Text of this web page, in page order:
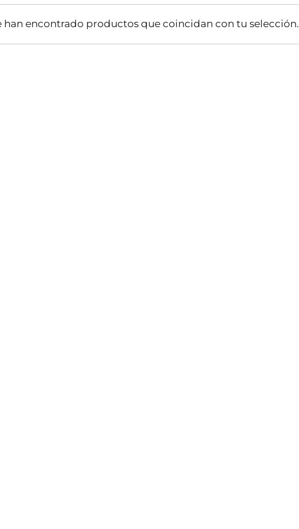
han encontrado productos que coincidan con tu selección.